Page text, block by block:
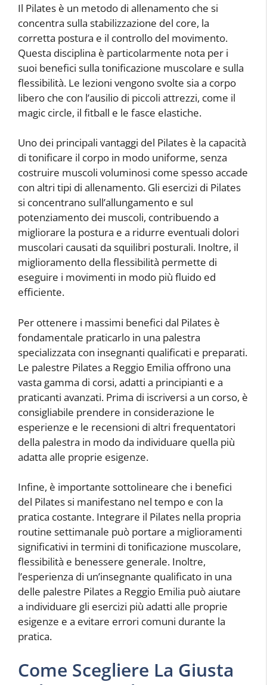
Il Pilates è un metodo di allenamento che si
concentra sulla stabilizzazione del core, la
corretta postura e il controllo del movimento.
Questa disciplina è particolarmente nota per i
suoi benefici sulla tonificazione muscolare e sulla
flessibilità. Le lezioni vengono svolte sia a corpo
libero che con l’ausilio di piccoli attrezzi, come il
magic circle, il fitball e le fasce elastiche.
Uno dei principali vantaggi del Pilates è la capacità
di tonificare il corpo in modo uniforme, senza
costruire muscoli voluminosi come spesso accade
con altri tipi di allenamento. Gli esercizi di Pilates
si concentrano sull’allungamento e sul
potenziamento dei muscoli, contribuendo a
migliorare la postura e a ridurre eventuali dolori
muscolari causati da squilibri posturali. Inoltre, il
miglioramento della flessibilità permette di
eseguire i movimenti in modo più fluido ed
efficiente.
Per ottenere i massimi benefici dal Pilates è
fondamentale praticarlo in una palestra
specializzata con insegnanti qualificati e preparati.
Le palestre Pilates a Reggio Emilia offrono una
vasta gamma di corsi, adatti a principianti e a
praticanti avanzati. Prima di iscriversi a un corso, è
consigliabile prendere in considerazione le
esperienze e le recensioni di altri frequentatori
della palestra in modo da individuare quella più
adatta alle proprie esigenze.
Infine, è importante sottolineare che i benefici
del Pilates si manifestano nel tempo e con la
pratica costante. Integrare il Pilates nella propria
routine settimanale può portare a miglioramenti
significativi in termini di tonificazione muscolare,
flessibilità e benessere generale. Inoltre,
l’esperienza di un’insegnante qualificato in una
delle palestre Pilates a Reggio Emilia può aiutare
a individuare gli esercizi più adatti alle proprie
esigenze e a evitare errori comuni durante la
pratica.
Come Scegliere La Giusta